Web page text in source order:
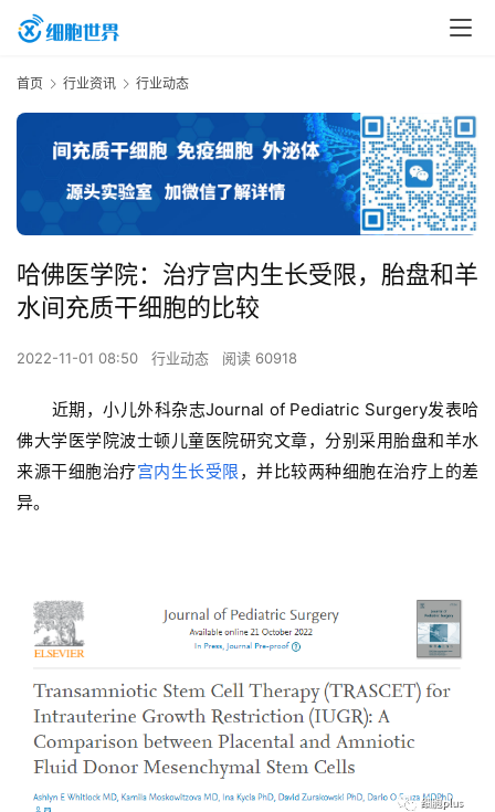
首页 行业资讯 行业动态
哈佛医学院：治疗宫内生长受限，胎盘和羊
水间充质干细胞的比较
2022-11-01 08:50 行业动态 阅读 60918
近期，小儿外科杂志Journal of Pediatric Surgery发表哈
佛大学医学院波士顿儿童医院研究文章，分别采用胎盘和羊水
来源干细胞治疗宫内生长受限 ，并比较两种细胞在治疗上的差
异。